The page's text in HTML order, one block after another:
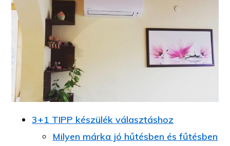
3+1 TIPP készülék választáshoz
Milyen márka jó hűtésben és fűtésben